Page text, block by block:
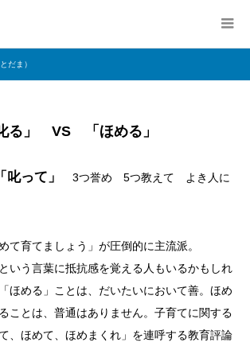
だま）
る」 VS 「ほめる」
「叱って」
3つ誉め 5つ教えて よき人に
て育てましょう」が圧倒的に主流派。
いう言葉に抵抗感を覚える人もいるかもしれ
ほめる」ことは、だいたいにおいて善。ほめ
ことは、普通はありません。子育てに関する
、ほめて、ほめまくれ」を連呼する教育評論